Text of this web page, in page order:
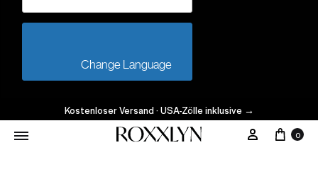
Kostenloser Versand · USA-Zölle inklusive →
0